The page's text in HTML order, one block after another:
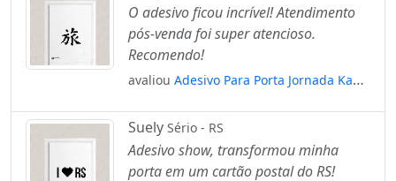
O adesivo ficou incrível! Atendimento
pós-venda foi super atencioso.
Recomendo!
avaliou Adesivo Para Porta Jornada Kanji
Suely Sério - RS
Adesivo show, transformou minha
porta em um cartão postal do RS!